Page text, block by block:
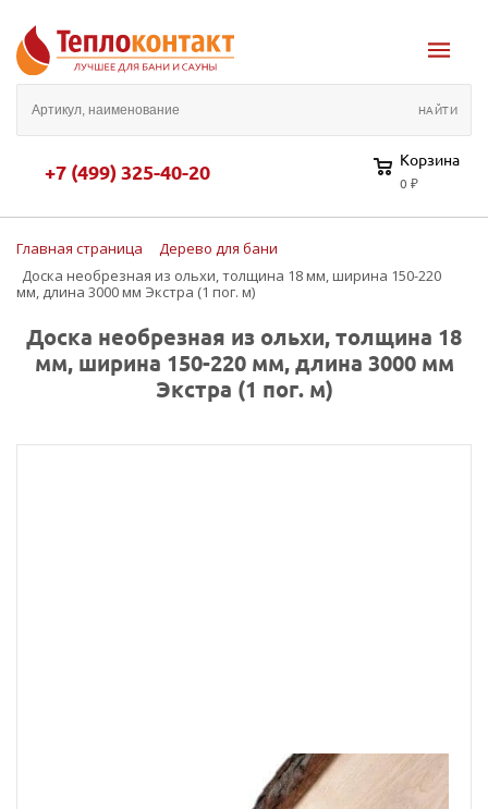
+7 (499) 325-40-20 Корзина
0 ₽
Главная страница
Дерево для бани
Доска необрезная из ольхи, толщина 18 мм, ширина 150-220
мм, длина 3000 мм Экстра (1 пог. м)
Доска необрезная из ольхи, толщина 18
мм, ширина 150-220 мм, длина 3000 мм
Экстра (1 пог. м)